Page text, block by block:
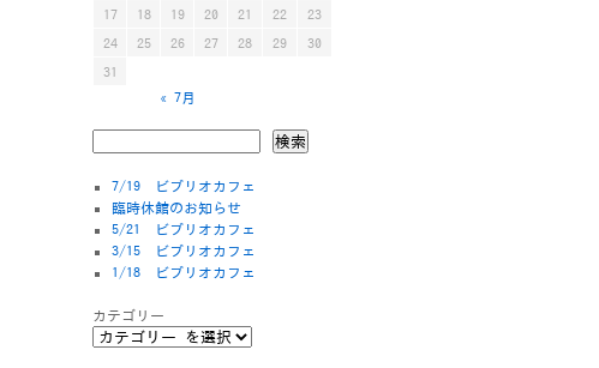
17
18 19 20 21 22
23
24
25 26 27 28 29
30
31
« 7月
検索
7/19 ビブリオカフェ
臨時休館のお知らせ
5/21 ビブリオカフェ
3/15 ビブリオカフェ
1/18 ビブリオカフェ
カテゴリー